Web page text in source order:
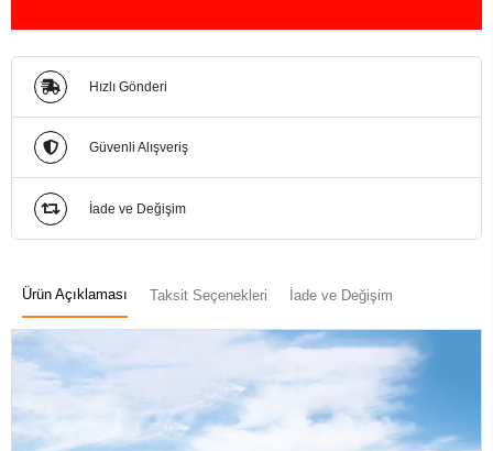
Hızlı Gönderi
Güvenli Alışveriş
İade ve Değişim
Ürün Açıklaması Taksit Seçenekleri İade ve Değişim